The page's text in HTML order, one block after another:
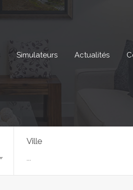
Simulateurs Actualités
Ville